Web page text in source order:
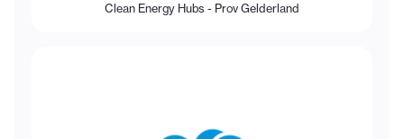
Clean Energy Hubs - Prov Gelderland